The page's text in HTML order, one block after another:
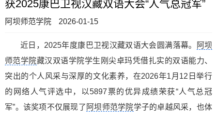
获2025康巴卫视汉藏双语大会“人气总冠军”
阿坝师范学院 2026-01-15
近日，2025年度康巴卫视汉藏双语大会圆满落幕。
阿坝
师范学院藏汉双语学院学生刚尖卓玛凭借扎实的双语能力、
突出的个人风采与深厚的文化素养，在2026年1月12日举行
的网络人气评选中，以5897票的优异成绩荣获“人气总冠
军”。该奖项不仅展现了 阿坝师范学院学子的卓越风采，也体